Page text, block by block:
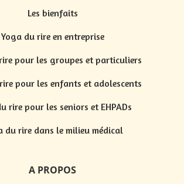
Les bienfaits
Yoga du rire en entreprise
pour les groupes et particuliers
pour les enfants et adolescents
rire pour les seniors et EHPADs
du rire dans le milieu médical
A PROPOS